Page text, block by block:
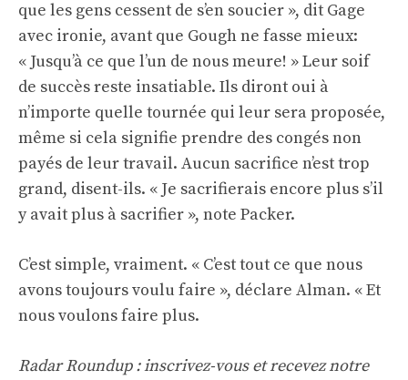
que les gens cessent de s’en soucier », dit Gage
avec ironie, avant que Gough ne fasse mieux:
« Jusqu’à ce que l’un de nous meure! » Leur soif
de succès reste insatiable. Ils diront oui à
n’importe quelle tournée qui leur sera proposée,
même si cela signifie prendre des congés non
payés de leur travail. Aucun sacrifice n’est trop
grand, disent-ils. « Je sacrifierais encore plus s’il
y avait plus à sacrifier », note Packer.
C’est simple, vraiment. « C’est tout ce que nous
avons toujours voulu faire », déclare Alman. « Et
nous voulons faire plus.
Radar Roundup : inscrivez-vous et recevez notre